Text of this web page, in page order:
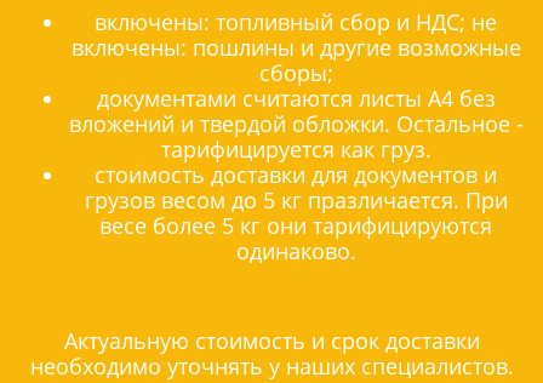
включены: топливный сбор и НДС; не
включены: пошлины и другие возможные
сборы;
документами считаются листы А4 без
вложений и твердой обложки. Остальное -
тарифицируется как груз.
стоимость доставки для документов и
грузов весом до 5 кг празличается. При
весе более 5 кг они тарифицируются
одинаково.
Актуальную стоимость и срок доставки
необходимо уточнять у наших специалистов.